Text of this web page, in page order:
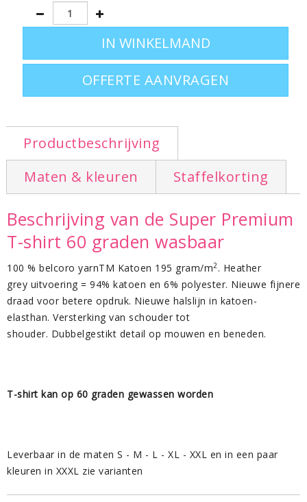
OFFERTE AANVRAGEN
Productbeschrijving
Maten & kleuren
Staffelkorting
Beschrijving van de Super Premium
T-shirt 60 graden wasbaar
100 % belcoro yarnTM Katoen 195 gram/m2. Heather
grey uitvoering = 94% katoen en 6% polyester. Nieuwe fijnere
draad voor betere opdruk. Nieuwe halslijn in katoen-
elasthan. Versterking van schouder tot
shouder. Dubbelgestikt detail op mouwen en beneden.
T-shirt kan op 60 graden gewassen worden
Leverbaar in de maten S - M - L - XL - XXL en in een paar
kleuren in XXXL zie varianten